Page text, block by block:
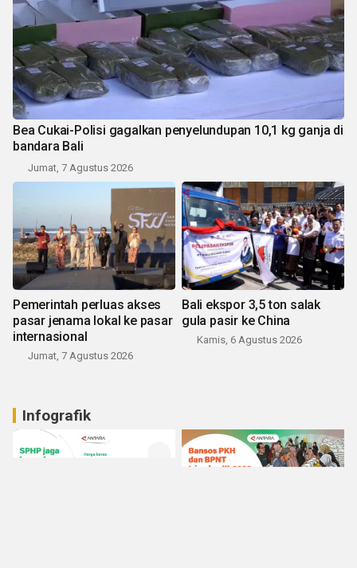
Bea Cukai-Polisi gagalkan penyelundupan 10,1 kg ganja di
bandara Bali
Jumat, 7 Agustus 2026
Pemerintah perluas akses
pasar jenama lokal ke pasar
internasional
Jumat, 7 Agustus 2026
Bali ekspor 3,5 ton salak
gula pasir ke China
Kamis, 6 Agustus 2026
Infografik